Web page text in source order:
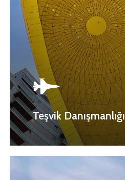
Teşvik Danışmanlığı